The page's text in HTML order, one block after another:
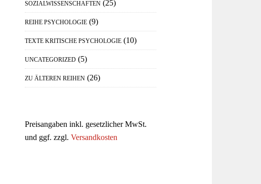
SOZIALWISSENSCHAFTEN (25)
REIHE PSYCHOLOGIE (9)
TEXTE KRITISCHE PSYCHOLOGIE (10)
UNCATEGORIZED (5)
ZU ÄLTEREN REIHEN (26)
Preisangaben inkl. gesetzlicher MwSt.
und ggf. zzgl. Versandkosten